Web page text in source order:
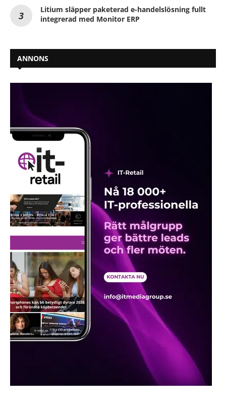
Litium släpper paketerad e-handelslösning fullt
integrerad med Monitor ERP
ANNONS